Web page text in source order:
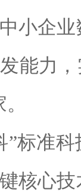
小企
能力
准科
核心